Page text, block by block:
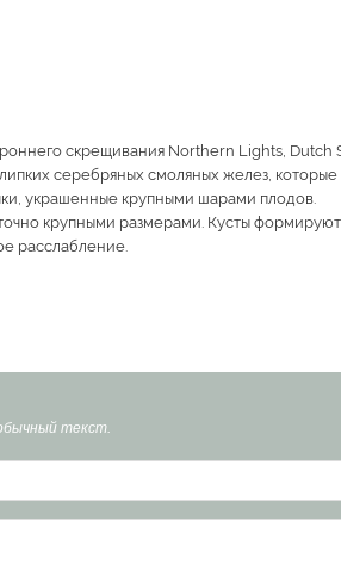
скрещивания Northern Lights,
серебряных смоляных желез,
украшенные крупными шарами плодов.
крупными размерами. Кусты
расслабление.
текст.